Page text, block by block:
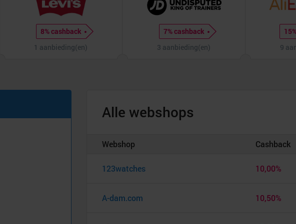
8% cashback
1 aanbieding(en)
7% cashback
3 aanbieding(en)
9
Alle webshops
Webshop Cashback
123watches 10,00%
A-dam.com 10,50%